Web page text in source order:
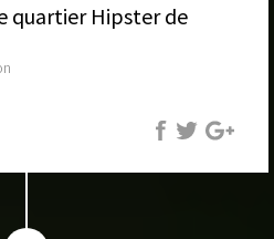
quartier Hipster de